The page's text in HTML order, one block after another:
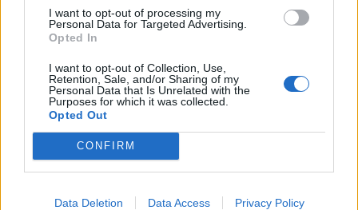
I want to opt-out of processing my
Personal Data for Targeted Advertising.
Opted In
I want to opt-out of Collection, Use,
Retention, Sale, and/or Sharing of my
Personal Data that Is Unrelated with the
Purposes for which it was collected.
Opted Out
CONFIRM
Data Deletion Data Access Privacy Policy
via des sites dédiés. Cela permet d’amortir le coût de
certains achats tout en rendant service à des voisins.
16. Afficher de la publicité sur sa voiture
Certaines entreprises rémunèrent les particuliers qui
acceptent de coller des publicités sur leur véhicule. La
rémunération dépend de la taille de l’affiche et des
kilomètres parcourus.
17. Tester des applications ou sites web